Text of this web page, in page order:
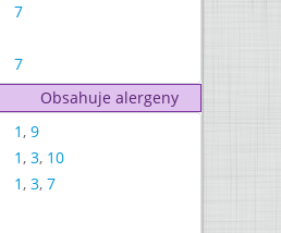
7
7
Obsahuje alergeny
1, 9
1, 3, 10
1, 3, 7